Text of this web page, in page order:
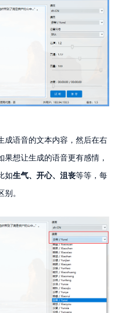
成语音的文本内容，然后在右
想让生成的语音更有感情，
如生气、开心、沮丧等等，每
。